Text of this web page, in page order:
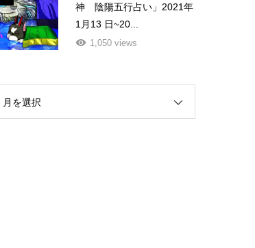
神 陰陽五行占い」2021年
1月13 日~20...
1,050 views
月を選択